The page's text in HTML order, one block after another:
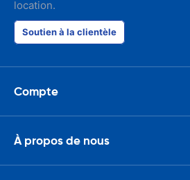
location.
Soutien à la clientèle
Compte
À propos de nous